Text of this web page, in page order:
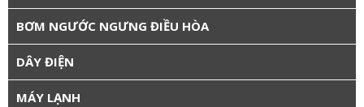
BƠM NGƯỚC NGƯNG ĐIỀU HÒA
DÂY ĐIỆN
MÁY LẠNH